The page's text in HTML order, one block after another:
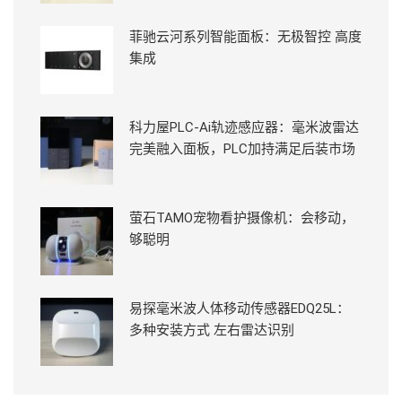
菲驰云河系列智能面板：无极智控 高度
集成
科力屋PLC-Ai轨迹感应器：毫米波雷达
完美融入面板，PLC加持满足后装市场
萤石TAMO宠物看护摄像机：会移动，
够聪明
易探毫米波人体移动传感器EDQ25L：
多种安装方式 左右雷达识别